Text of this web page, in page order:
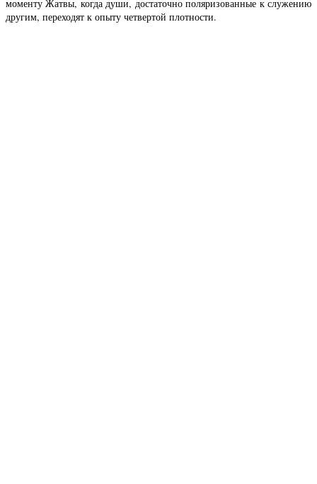
моменту Жатвы, когда души, достаточно поляризованные к служению
другим, переходят к опыту четвертой плотности.